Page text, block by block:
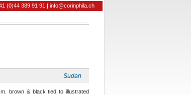
(0)44 389 91 91 | info@corinphila.ch
Sudan
brown & black tied to illustrated